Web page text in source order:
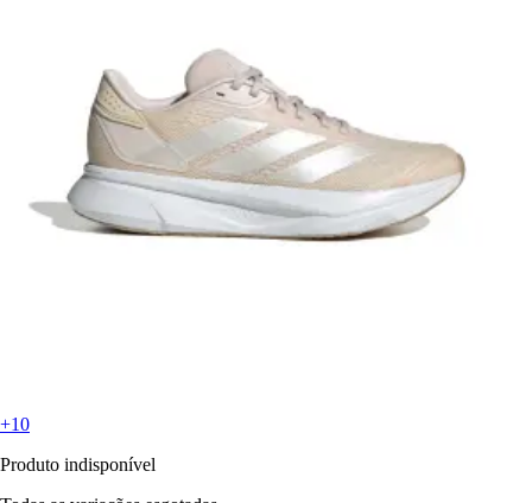
+10
Produto indisponível